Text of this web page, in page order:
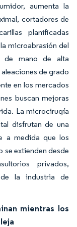
aumenta la
cortadores de
planificadas
microabrasión del
de mano de alta
de grado
en los mercados
buscan mejoras
La microcirugía
disfrutan de una
a medida que los
extienden desde
privados,
la industria de
mientras los